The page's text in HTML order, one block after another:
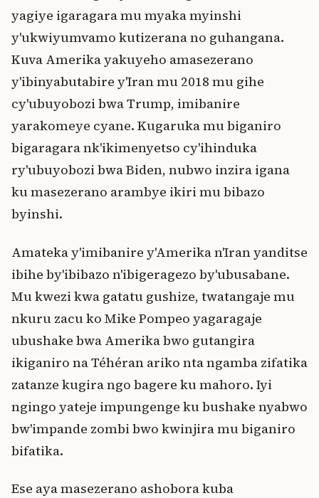
yagiye igaragara mu myaka myinshi
y'ukwiyumvamo kutizerana no guhangana.
Kuva Amerika yakuyeho amasezerano
y'ibinyabutabire y'Iran mu 2018 mu gihe
cy'ubuyobozi bwa Trump, imibanire
yarakomeye cyane. Kugaruka mu biganiro
bigaragara nk'ikimenyetso cy'ihinduka
ry'ubuyobozi bwa Biden, nubwo inzira igana
ku masezerano arambye ikiri mu bibazo
byinshi.
Amateka y'imibanire y'Amerika n'Iran yanditse
ibihe by'ibibazo n'ibigeragezo by'ubusabane.
Mu kwezi kwa gatatu gushize, twatangaje mu
nkuru zacu ko Mike Pompeo yagaragaje
ubushake bwa Amerika bwo gutangira
ikiganiro na Téhéran ariko nta ngamba zifatika
zatanze kugira ngo bagere ku mahoro. Iyi
ngingo yateje impungenge ku bushake nyabwo
bw'impande zombi bwo kwinjira mu biganiro
bifatika.
Ese aya masezerano ashobora kuba